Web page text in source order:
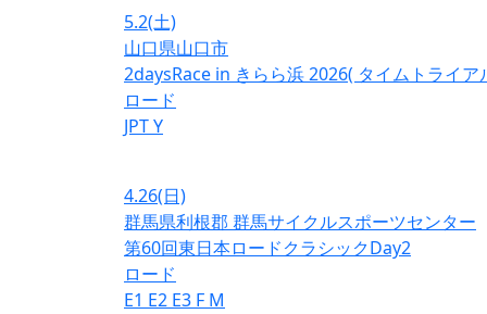
5.2(土)
山口県山口市
2daysRace in きらら浜 2026( タイムトライア
ロード
JPTY
4.26(日)
群馬県利根郡 群馬サイクルスポーツセンター
第60回東日本ロードクラシックDay2
ロード
E1 E2 E3 F M